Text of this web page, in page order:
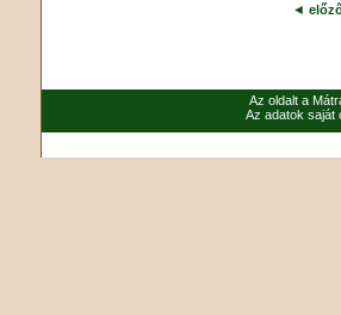
◄
Az oldalt a
Az adatok saját